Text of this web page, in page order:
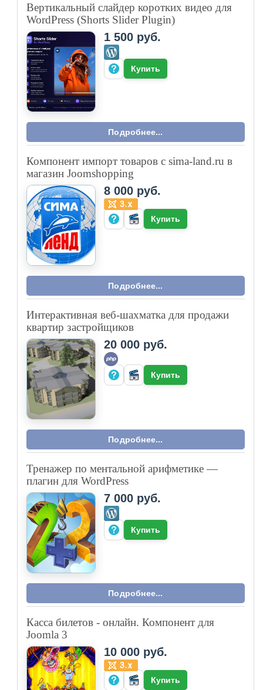
Вертикальный слайдер коротких видео для
WordPress (Shorts Slider Plugin)
1 500 руб.
Купить
Подробнее...
Компонент импорт товаров с sima-land.ru в
магазин Joomshopping
8 000 руб.
Купить
Подробнее...
Интерактивная веб-шахматка для продажи
квартир застройщиков
20 000 руб.
Купить
Подробнее...
Тренажер по ментальной арифметике —
плагин для WordPress
7 000 руб.
Купить
Подробнее...
Касса билетов - онлайн. Компонент для
Joomla 3
10 000 руб.
Купить